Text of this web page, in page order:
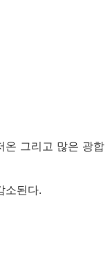
온 그리고 많은 광합
소된다.